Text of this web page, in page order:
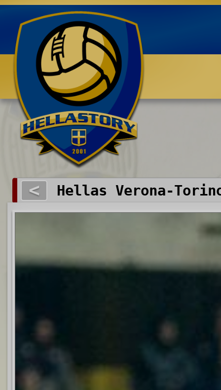
Benvenuti su HELLASTORY.net
< Hellas Verona-